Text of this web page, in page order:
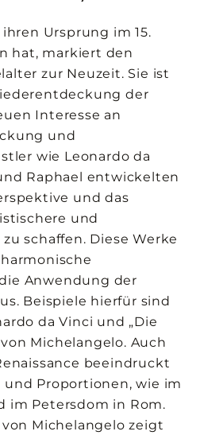
Ursprung im 15.
hat, markiert den
zur Neuzeit. Sie ist
der
Interesse an
und
wie Leonardo da
Raphael entwickelten
und das
und
schaffen. Diese Werke
Anwendung der
Beispiele hierfür sind
da Vinci und „Die
Michelangelo. Auch
beeindruckt
Proportionen, wie im
im Petersdom in Rom.
von Michelangelo zeigt